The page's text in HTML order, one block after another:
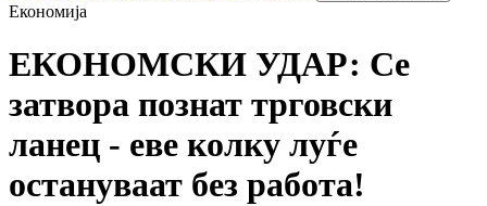
Економија
ЕКОНОМСКИ УДАР: Се
затвора познат трговски
ланец - еве колку луѓе
остануваат без работа!